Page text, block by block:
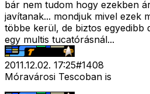
bár nem tudom hogy ezekben
javítanak... mondjuk mivel ezek
többe kerül, de biztos egyedibb
egy multis tucatórásnál...
2011.12.02. 17:25#1408
Móravárosi Tescoban is